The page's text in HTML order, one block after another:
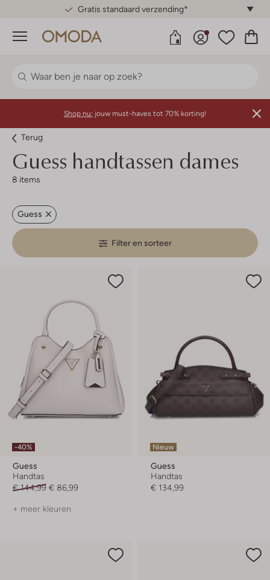
Gratis standaard verzending*
Menu
Shop nu: jouw must-haves tot 70% korting!
Terug
Guess handtassen dames
8 items
Guess
Filter en sorteer
-40%
Guess
Handtas
€ 144,99 € 86,99
+ meer kleuren
Nieuw
Guess
Handtas
€ 134,99